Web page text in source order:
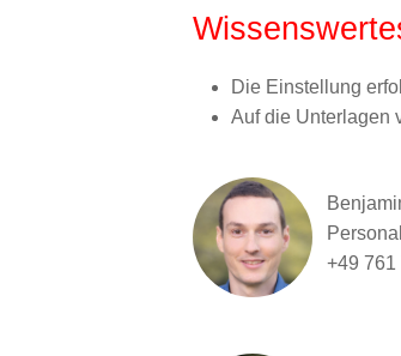
Die Einstellung
Auf die Unterlagen
+49 761